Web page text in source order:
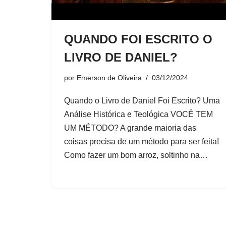
QUANDO FOI ESCRITO O
LIVRO DE DANIEL?
por Emerson de Oliveira 03/12/2024
Quando o Livro de Daniel Foi Escrito? Uma
Análise Histórica e Teológica VOCÊ TEM
UM MÉTODO? A grande maioria das
coisas precisa de um método para ser feita!
Como fazer um bom arroz, soltinho na…